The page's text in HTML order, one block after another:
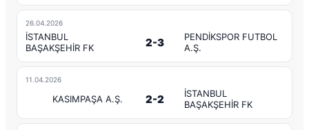
26.04.2026
İSTANBUL
BAŞAKŞEHİR FK
2-3
PENDİKSPOR FUTBOL
A.Ş.
11.04.2026
KASIMPAŞA A.Ş. 2-2
İSTANBUL
BAŞAKŞEHİR FK